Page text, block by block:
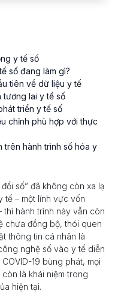
y tế số
số đang làm gì?
tiên về dữ liệu y tế
tương lai y tế số
triển y tế số
chỉnh phù hợp với thực
trên hành trình số hóa y
số” đã không còn xa lạ
tế – một lĩnh vực vốn
thì hành trình này vẫn còn
chưa đồng bộ, thói quen
thông tin cá nhân là
nghệ số vào y tế diễn
19 bùng phát, mọi
là khái niệm trong
hiện tại.